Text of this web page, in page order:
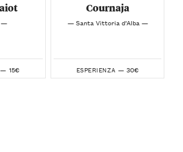
—
— 15€
Cournaja
— Santa Vittoria d’Alba —
ESPERIENZA — 30€